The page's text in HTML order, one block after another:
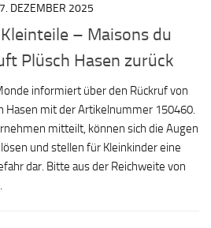
DEZEMBER 2025
– Maisons du
Plüsch Hasen zurück
informiert über den Rückruf von
Hasen mit der Artikelnummer 150460.
mitteilt, können sich die Augen
und stellen für Kleinkinder eine
dar. Bitte aus der Reichweite von